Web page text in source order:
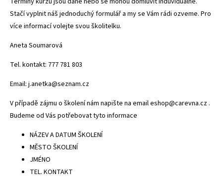
Stačí vyplnit náš jednoduchý formulář a my se Vám rádi ozveme. Pro
více informací volejte svou školitelku.
Aneta Soumarová
Tel. kontakt: 777 781 803
Email: j.anetka@seznam.cz
V případě zájmu o školení nám napište na email eshop@carevna.cz .
Budeme od Vás potřebovat tyto informace
NÁZEV A DATUM ŠKOLENÍ
MĚSTO ŠKOLENÍ
JMÉNO
TEL. KONTAKT